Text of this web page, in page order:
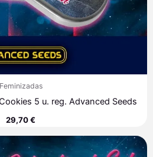
Feminizadas
5 u. reg. Advanced Seeds
29,70€